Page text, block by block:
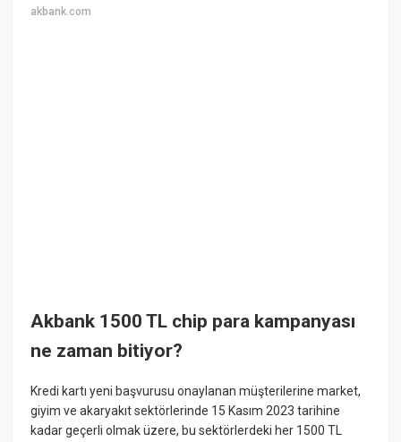
akbank.com
Akbank 1500 TL chip para kampanyası
ne zaman bitiyor?
Kredi kartı yeni başvurusu onaylanan müşterilerine market,
giyim ve akaryakıt sektörlerinde 15 Kasım 2023 tarihine
kadar geçerli olmak üzere, bu sektörlerdeki her 1500 TL